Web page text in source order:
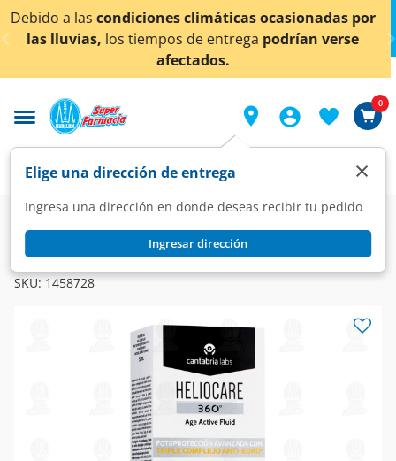
< div class="carousel-inner">
ocasionadas por
entregapodrían verse
¡Ahora también en
Elige una dirección de entrega
Ingresa una dirección en donde deseas recibir tu pedido
Ingresar dirección
×
0
Dermo Cuidado facial Anti-edad
Heliocare 360° Age Active Fluid SPF 50, 50 ml.
SKU: 1458728